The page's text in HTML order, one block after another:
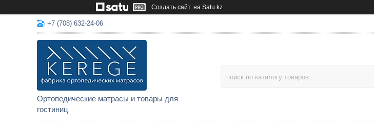
Создать сайт на Satu.kz
+7 (708) 632-24-06
Ортопедические матрасы и товары для
гостиниц